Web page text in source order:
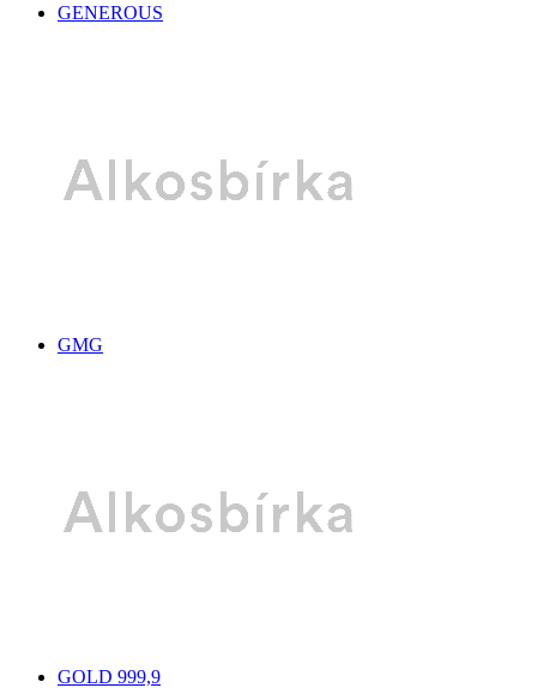
GENEROUS
GMG
GOLD 999,9